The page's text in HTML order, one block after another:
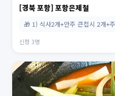
[경북 포항] 포항은제철
🎁 1) 식사2개+안주 큰접시 2개+
신청 3명